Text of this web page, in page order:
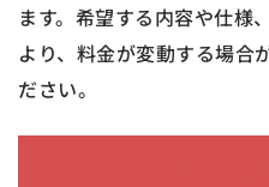
ます。希望する内容や仕様
より、料金が変動する場合
ださい。